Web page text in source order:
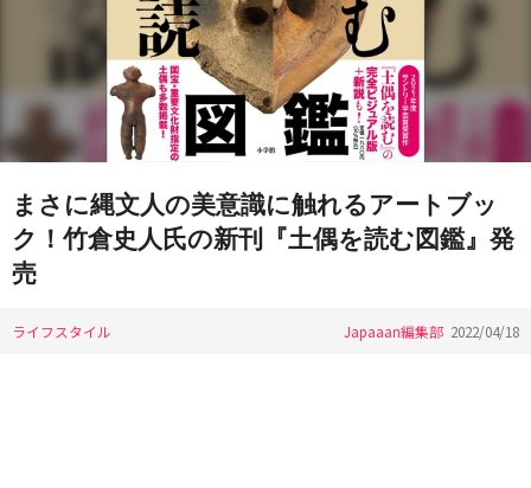
まさに縄文人の美意識に触れるアートブッ
ク！竹倉史人氏の新刊『土偶を読む図鑑』発
売
ライフスタイル Japaaan編集部 2022/04/18